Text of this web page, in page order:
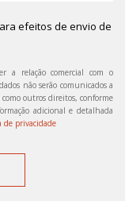
efeitos de envio de
a relação comercial com o
não serão comunicados a
outros direitos, conforme
adicional e detalhada
de privacidade